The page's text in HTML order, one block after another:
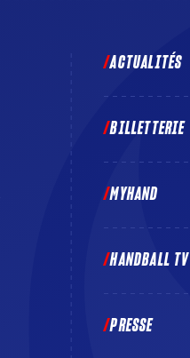
ACTUALITÉS
BILLETTERIE
MYHAND
HANDBALL TV
PRESSE